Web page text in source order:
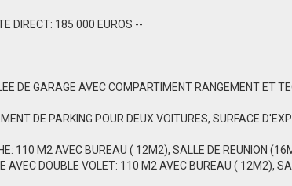
DIRECT: 185 000 EUROS --
DE GARAGE AVEC COMPARTIMENT RANGEMENT ET
DE PARKING POUR DEUX VOITURES, SURFACE
110 M2 AVEC BUREAU ( 12M2), SALLE DE REUNION
AVEC DOUBLE VOLET: 110 M2 AVEC BUREAU ( 12M2),